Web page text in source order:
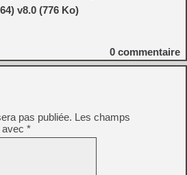
v8.0 (776 Ko)
0 commentaire
pas publiée. Les champs
avec *